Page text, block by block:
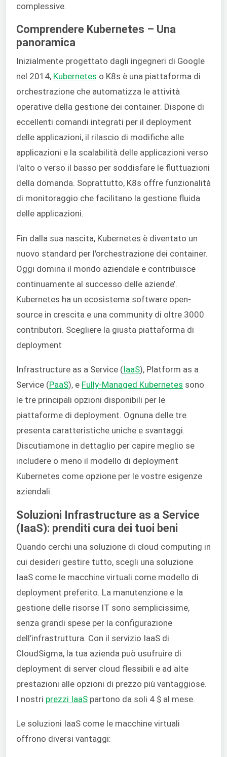
complessive.
Comprendere Kubernetes – Una
panoramica
Inizialmente progettato dagli ingegneri di Google
nel 2014, Kubernetes o K8s è una piattaforma di
orchestrazione che automatizza le attività
operative della gestione dei container. Dispone di
eccellenti comandi integrati per il deployment
delle applicazioni, il rilascio di modifiche alle
applicazioni e la scalabilità delle applicazioni verso
l'alto o verso il basso per soddisfare le fluttuazioni
della domanda. Soprattutto, K8s offre funzionalità
di monitoraggio che facilitano la gestione fluida
delle applicazioni.
Fin dalla sua nascita, Kubernetes è diventato un
nuovo standard per l'orchestrazione dei container.
Oggi domina il mondo aziendale e contribuisce
continuamente al successo delle aziende’.
Kubernetes ha un ecosistema software open-
source in crescita e una community di oltre 3000
contributori. Scegliere la giusta piattaforma di
deployment
Infrastructure as a Service (IaaS), Platform as a
Service (PaaS), e Fully-Managed Kubernetes sono
le tre principali opzioni disponibili per le
piattaforme di deployment. Ognuna delle tre
presenta caratteristiche uniche e svantaggi.
Discutiamone in dettaglio per capire meglio se
includere o meno il modello di deployment
Kubernetes come opzione per le vostre esigenze
aziendali:
Soluzioni Infrastructure as a Service
(IaaS): prenditi cura dei tuoi beni
Quando cerchi una soluzione di cloud computing in
cui desideri gestire tutto, scegli una soluzione
IaaS come le macchine virtuali come modello di
deployment preferito. La manutenzione e la
gestione delle risorse IT sono semplicissime,
senza grandi spese per la configurazione
dell’infrastruttura. Con il servizio IaaS di
CloudSigma, la tua azienda può usufruire di
deployment di server cloud flessibili e ad alte
prestazioni alle opzioni di prezzo più vantaggiose.
I nostri prezzi IaaS partono da soli 4 $ al mese.
Le soluzioni IaaS come le macchine virtuali
offrono diversi vantaggi: